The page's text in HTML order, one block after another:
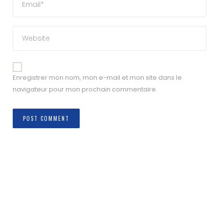
Enregistrer mon nom, mon e-mail et mon site dans le
navigateur pour mon prochain commentaire.